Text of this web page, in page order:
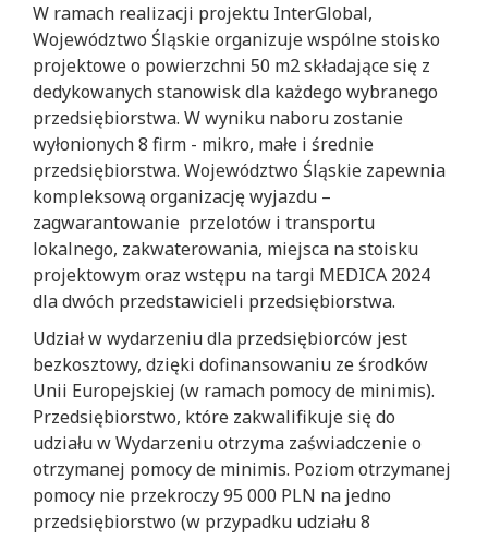
W ramach realizacji projektu InterGlobal,
Województwo Śląskie organizuje wspólne stoisko
projektowe o powierzchni 50 m2 składające się z
dedykowanych stanowisk dla każdego wybranego
przedsiębiorstwa. W wyniku naboru zostanie
wyłonionych 8 firm - mikro, małe i średnie
przedsiębiorstwa. Województwo Śląskie zapewnia
kompleksową organizację wyjazdu –
zagwarantowanie przelotów i transportu
lokalnego, zakwaterowania, miejsca na stoisku
projektowym oraz wstępu na targi MEDICA 2024
dla dwóch przedstawicieli przedsiębiorstwa.
Udział w wydarzeniu dla przedsiębiorców jest
bezkosztowy, dzięki dofinansowaniu ze środków
Unii Europejskiej (w ramach pomocy de minimis).
Przedsiębiorstwo, które zakwalifikuje się do
udziału w Wydarzeniu otrzyma zaświadczenie o
otrzymanej pomocy de minimis. Poziom otrzymanej
pomocy nie przekroczy 95 000 PLN na jedno
przedsiębiorstwo (w przypadku udziału 8